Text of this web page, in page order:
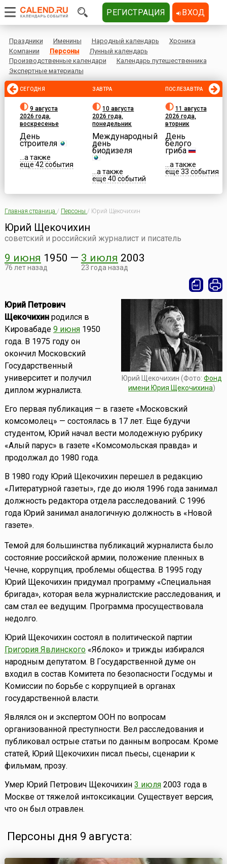
Праздники Именины Народный календарь
Хроника
Компании
Персоны
Лунный календарь
Производственные календари
Календарь путешественника
Экспертные материалы
СЕГОДНЯ
9 августа
2026 года,
воскресенье
День
строителя
...а также
еще 42 события
ЗАВТРА
10 августа
2026 года,
понедельник
Международный
день
биодизеля
...а также
еще 40 событий
ПОСЛЕЗАВТРА
11 августа
2026 года,
вторник
День
белого
гриба
...а также
еще 33 события
Главная страница / Персоны / Юрий Щекочихин
Юрий Щекочихин
советский и российский журналист и писатель
9 июня 1950
76 лет назад
— 3 июля 2003
23 года назад
Юрий Щекочихин (Фото:Фонд
имени Юрия Щекочихина)
Юрий Петрович
Щекочихинродился в
Кировабаде 9 июня1950
года. В 1975 году он
окончил Московский
Государственный
университет и получил
диплом журналиста.
Его первая публикация — в газете «Московский
комсомолец» — состоялась в 17 лет. Еще будучи
студентом, Юрий начал вести молодежную рубрику
«Алый парус» в газете «Комсомольская правда» и
продолжал до 1980 года.
В 1980 году Юрий Щекочихин перешел в редакцию
«Литературной газеты», где до июля 1996 года занимал
должность редактора отдела расследований. С 1996
года Юрий занимал аналогичную должность в «Новой
газете».
Темой для большинства публикаций журналиста было
состояние российской армии, положение пленных в
Чечне, коррупция, проблемы общества. В 1995 году
Юрий Щекочихин придумал программу «Специальная
бригада», которая вела журналистские расследования, и
сам стал ее ведущим. Программа просуществовала
недолго.
Юрий Щекочихин состоял в политической партии
Григория Явлинского«Яблоко» и трижды избирался
народным депутатом. В Государственной думе он
входил в состав Комитета по безопасности Госдумы и
Комиссии по борьбе с коррупцией в органах
государственной власти.
Являлся он и экспертом ООН по вопросам
организованной преступности. Вел расследования и
публиковал острые статьи по данным вопросам. Кроме
статей, Юрий Щекочихин писал пьесы, сценарии к
фильмам, прозу.
Умер Юрий Петрович Щекочихин 3 июля2003 года в
Москве от тяжелой интоксикации. Существует версия,
что он был отравлен.
Персоны дня 9 августа:
РЕГИСТРАЦИЯ ВХОД